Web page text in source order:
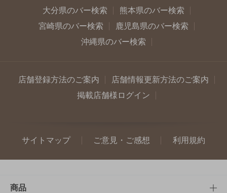
大分県のバー検索
熊本県のバー検索
宮崎県のバー検索
鹿児島県のバー検索
沖縄県のバー検索
店舗登録方法のご案内
店舗情報更新方法のご案内
掲載店舗様ログイン
サイトマップ ご意見・ご感想 利用規約
商品